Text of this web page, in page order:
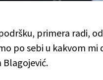
primera radi,
po sebi u kakvom
Blagojević.